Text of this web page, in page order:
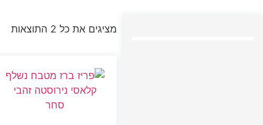
מציגים את כל ⁦2⁩ התוצאות